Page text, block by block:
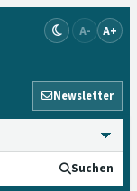
A- A+
Newsletter
Suchen